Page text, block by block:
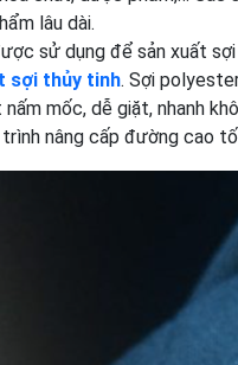
lâu dài.
sử dụng để sản xuất
sợi thủy tinh. Sợi
mốc, dễ giặt, nhanh
nâng cấp đường cao